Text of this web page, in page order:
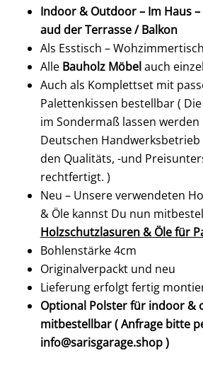
Indoor & Outdoor – Im Haus
aud der Terrasse / Balkon
Als Esstisch –
Alle Bauholz Möbelauch
Auch als Komplettset mit
Palettenkissen bestellbar (
im Sondermaß lassen werden
Deutschen
den Qualitäts, -und
rechtfertigt. )
Neu – Unsere verwendeten
& Öle kannst Du nun
Holzschutzlasuren & Öle für
Bohlenstärke 4cm
Originalverpackt und neu
Lieferung erfolgt fertig
Optional Polster für indoor &
mitbestellbar ( Anfrage bitte
info@sarisgarage.shop )